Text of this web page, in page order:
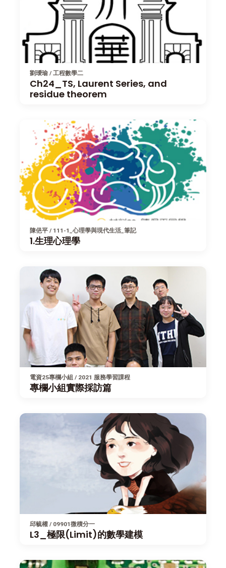
劉璦瑜 / 工程數學二
Ch24_TS, Laurent Series, and
residue theorem
陳俋平 / 111-1_心理學與現代生活_筆記
1.生理心理學
電資25專欄小組 / 2021 服務學習課程
專欄小組實際採訪篇
邱毓權 / 09901微積分一
L3_極限(Limit)的數學建模